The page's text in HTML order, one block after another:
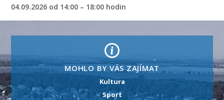
04.09.2026 od 14:00 – 18:00 hodin
MOHLO BY VÁS ZAJÍMAT
Kultura
Sport